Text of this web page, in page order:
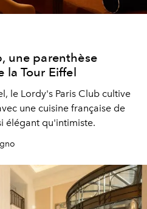
une parenthèse
la Tour Eiffel
le Lordy's Paris Club cultive
une cuisine française de
élégant qu'intimiste.